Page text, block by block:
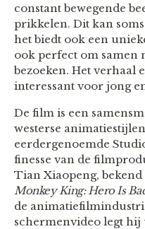
constant bewegende
prikkelen. Dit kan
het biedt ook een
ook perfect om samen
bezoeken. Het verhaal
interessant voor jong
De film is een
westerse
eerdergenoemde
finesse van de
Tian Xiaopeng,
Monkey King: Hero Is
de
schermenvideo legt hij